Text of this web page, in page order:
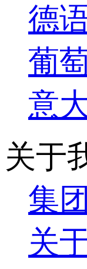
德
葡
意
关于
集
关